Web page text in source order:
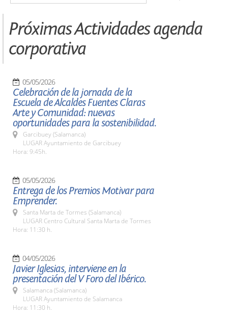
Próximas Actividades agenda
corporativa
05/05/2026
Celebración de la jornada de la
Escuela de Alcaldes Fuentes Claras
Arte y Comunidad: nuevas
oportunidades para la sostenibilidad.
Garcibuey (Salamanca)
LUGAR Ayuntamiento de Garcibuey
Hora: 9:45h.
05/05/2026
Entrega de los Premios Motivar para
Emprender.
Santa Marta de Tormes (Salamanca)
LUGAR Centro Cultural Santa Marta de Tormes
Hora: 11:30 h.
04/05/2026
Javier Iglesias, interviene en la
presentación del V Foro del Ibérico.
Salamanca (Salamanca)
LUGAR Ayuntamiento de Salamanca
Hora: 11:30 h.